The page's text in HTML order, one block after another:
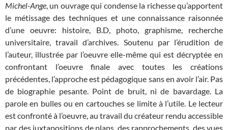
Michel-Ange, un ouvrage qui condense la richesse qu’apportent
le métissage des techniques et une connaissance raisonnée
d’une oeuvre: histoire, B.D, photo, graphisme, recherche
universitaire, travail d’archives. Soutenu par l’érudition de
l’auteur, illustrée par l’oeuvre elle-même qui est décryptée en
confrontant l’oeuvre finale avec toutes les créations
précédentes, l’approche est pédagogique sans en avoir l’air. Pas
de biographie pesante. Point de bruit, ni de bavardage. La
parole en bulles ou en cartouches se limite à l’utile. Le lecteur
est confronté à l’oeuvre, au travail du créateur rendu accessible
par des juxtapositions de plans, des rapprochements, des vues